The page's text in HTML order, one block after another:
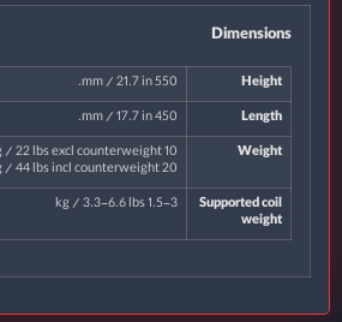
Dimensions
Height
550 mm / 21.7 in.
Length
450 mm / 17.7 in.
Weight
10 kg / 22 lbs excl counterweight
20 kg / 44 lbs incl counterweight
Supported coil
weight
1.5-3 kg / 3.3-6.6 lbs